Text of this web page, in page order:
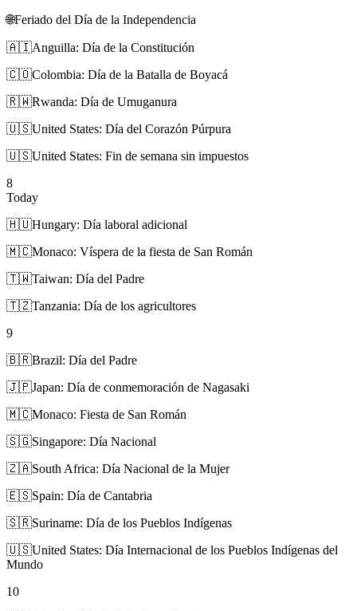
🌐Feriado del Día de la Independencia
🇦🇮Anguilla: Día de la Constitución
🇨🇴Colombia: Día de la Batalla de Boyacá
🇷🇼Rwanda: Día de Umuganura
🇺🇸United States: Día del Corazón Púrpura
🇺🇸United States: Fin de semana sin impuestos
8
Today
🇭🇺Hungary: Día laboral adicional
🇲🇨Monaco: Víspera de la fiesta de San Román
🇹🇼Taiwan: Día del Padre
🇹🇿Tanzania: Día de los agricultores
9
🇧🇷Brazil: Día del Padre
🇯🇵Japan: Día de conmemoración de Nagasaki
🇲🇨Monaco: Fiesta de San Román
🇸🇬Singapore: Día Nacional
🇿🇦South Africa: Día Nacional de la Mujer
🇪🇸Spain: Día de Cantabria
🇸🇷Suriname: Día de los Pueblos Indígenas
🇺🇸United States: Día Internacional de los Pueblos Indígenas del
Mundo
10